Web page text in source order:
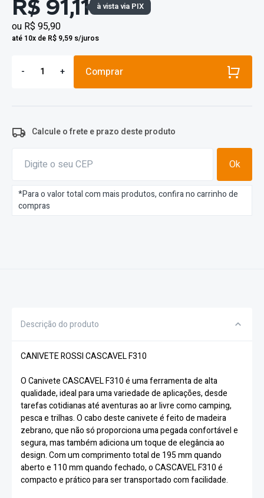
R$ 91,11 à vista via PIX
ou R$ 95,90
até 10x de R$ 9,59 s/juros
- + Comprar
Calcule o frete e prazo deste produto
Ok
*Para o valor total com mais produtos, confira no carrinho de
compras
Descrição do produto
CANIVETE ROSSI CASCAVEL F310
O Canivete CASCAVEL F310 é uma ferramenta de alta
qualidade, ideal para uma variedade de aplicações, desde
tarefas cotidianas até aventuras ao ar livre como camping,
pesca e trilhas. O cabo deste canivete é feito de madeira
zebrano, que não só proporciona uma pegada confortável e
segura, mas também adiciona um toque de elegância ao
design. Com um comprimento total de 195 mm quando
aberto e 110 mm quando fechado, o CASCAVEL F310 é
compacto e prático para ser transportado com facilidade.